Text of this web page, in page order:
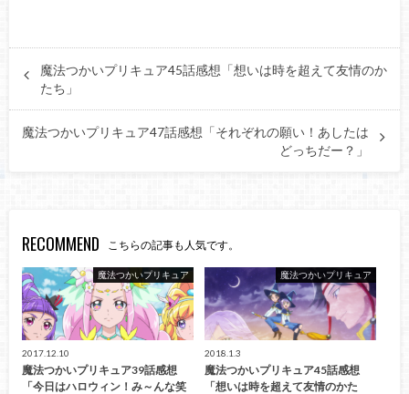
魔法つかいプリキュア45話感想「想いは時を超えて友情のか
たち」
魔法つかいプリキュア47話感想「それぞれの願い！あしたは
どっちだー？」
RECOMMEND こちらの記事も人気です。
魔法つかいプリキュア
2017.12.10
魔法つかいプリキュア39話感想
「今日はハロウィン！み～んな笑
魔法つかいプリキュア
2018.1.3
魔法つかいプリキュア45話感想
「想いは時を超えて友情のかた